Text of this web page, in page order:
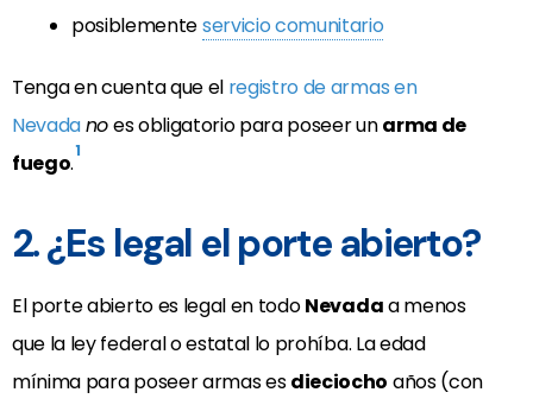
posiblementeservicio comunitario
Tenga en cuenta que el registro de armas en
Nevadanoes obligatorio para poseer unarma de
fuego.1
2. ¿Es legal el porte abierto?
El porte abierto es legal en todoNevadaa menos
que la ley federal o estatal lo prohíba. La edad
mínima para poseer armas esdieciocho años (con